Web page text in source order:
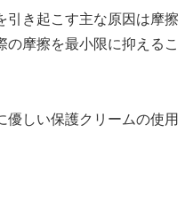
引き起こす主な原因は摩擦
の摩擦を最小限に抑えるこ
優しい保護クリームの使用